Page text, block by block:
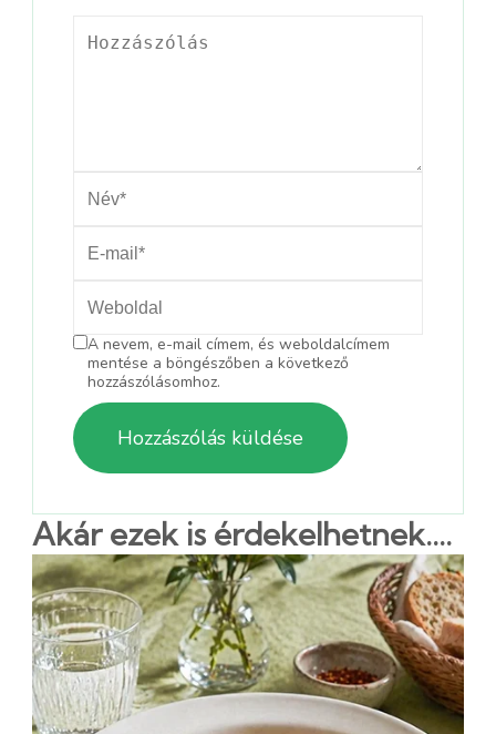
A nevem, e-mail címem, és weboldalcímem
mentése a böngészőben a következő
hozzászólásomhoz.
Akár ezek is érdekelhetnek....